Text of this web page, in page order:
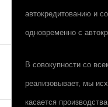
автокредитованию и
одновременно с
В совокупности со
реализовывает, мы
касается